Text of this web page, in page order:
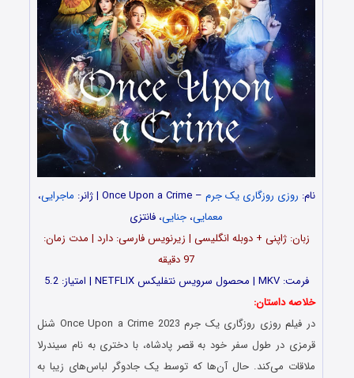
نام: روزی روزگاری یک جرم –Once Upon a Crime | ژانر: ماجرایی،
معمایی، جنایی، فانتزی
زبان: ژاپنی + دوبله انگلیسی | زیرنویس فارسی: دارد | مدت زمان:
97 دقیقه
فرمت: MKV | محصول سرویس نتفلیکس NETFLIX | امتیاز: 5.2
خلاصه داستان:
در فیلم روزی روزگاری یک جرم
Once Upon a Crime 2023 شنل
قرمزی در طول سفر خود به قصر پادشاه، با دختری به نام سیندرلا
ملاقات می‌کند. حال آن‌ها که توسط یک جادوگر لباس‌های زیبا به